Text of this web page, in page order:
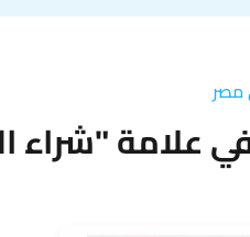
مصر
علامة "شراء